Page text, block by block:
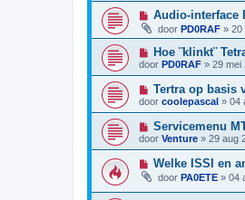
Audio-interface
door PD0RAF » 20
Hoe ¨klinkt¨
door PD0RAF » 29 mei
Tertra op basis
door coolepascal » 04
Servicemenu
door Venture » 29 aug
Welke ISSI en
door PA0ETE » 04